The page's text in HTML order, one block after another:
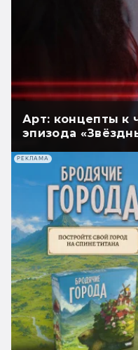
Арт: концепты к
эпизода
РЕКЛАМА